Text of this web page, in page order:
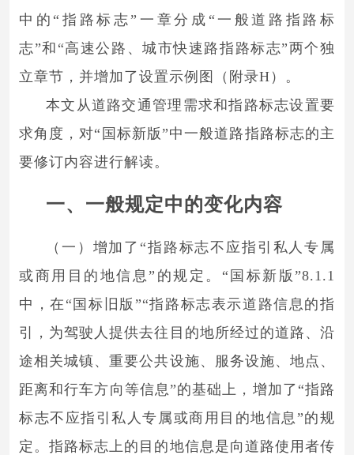
中的“指路标志”一章分成“一般道路指路标
志”和“高速公路、城市快速路指路标志”两个独
立章节，并增加了设置示例图（附录H）。
本文从道路交通管理需求和指路标志设置要
求角度，对“国标新版”中一般道路指路标志的主
要修订内容进行解读。
一、一般规定中的变化内容
（一）增加了“指路标志不应指引私人专属
或商用目的地信息”的规定。“国标新版”8.1.1
中，在“国标旧版”“指路标志表示道路信息的指
引，为驾驶人提供去往目的地所经过的道路、沿
途相关城镇、重要公共设施、服务设施、地点、
距离和行车方向等信息”的基础上，增加了“指路
标志不应指引私人专属或商用目的地信息”的规
定。指路标志上的目的地信息是向道路使用者传